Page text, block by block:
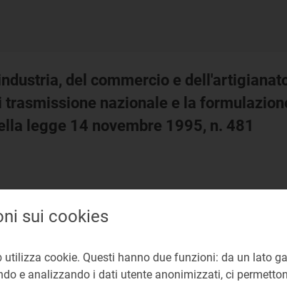
del commercio e
nazionale e la
legge 14 novembre 1995, n. 481
sui cookies
utilizza cookie. Questi hanno due funzioni: da un lato
e analizzando i dati utente anonimizzati, ci